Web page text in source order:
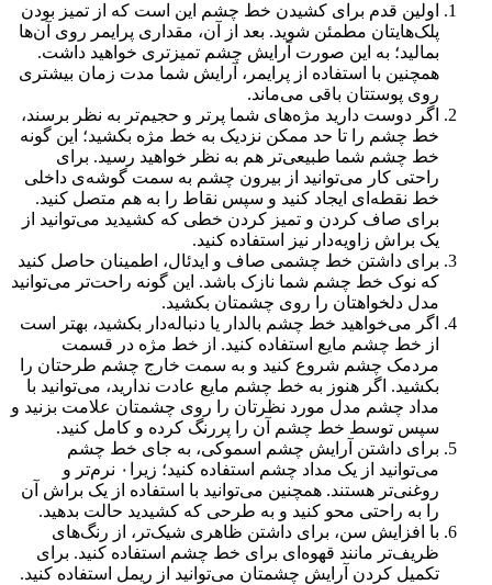
اولین قدم برای کشیدن خط چشم این است که از تمیز بودن
پلک‌هایتان مطمئن شوید. بعد از آن، مقداری پرایمر روی آن‌ها
بمالید؛ به این صورت آرایش چشم تمیزتری خواهید داشت.
همچنین با استفاده از پرایمر، آرایش شما مدت زمان بیشتری
روی پوستتان باقی می‌ماند.
اگر دوست دارید مژه‌های شما پرتر و حجیم‌تر به نظر برسند،
خط چشم را تا حد ممکن نزدیک به خط مژه بکشید؛ این گونه
خط چشم شما طبیعی‌تر هم به نظر خواهید رسید. برای
راحتی کار می‌توانید از بیرون چشم به سمت گوشه‌ی داخلی
خط نقطه‌ای ایجاد کنید و سپس نقاط را به هم متصل کنید.
برای صاف کردن و تمیز کردن خطی که کشیدید می‌توانید از
یک براش زاویه‌دار نیز استفاده کنید.
برای داشتن خط چشمی صاف و ایدئال، اطمینان حاصل کنید
که نوک خط چشم شما نازک باشد. این گونه راحت‌تر می‌توانید
مدل دلخواهتان را روی چشمتان بکشید.
اگر می‌خواهید خط چشم بالدار یا دنباله‌دار بکشید، بهتر است
از خط چشم مایع استفاده کنید. از خط مژه در قسمت
مردمک چشم شروع کنید و به سمت خارج چشم طرحتان را
بکشید. اگر هنوز به خط چشم مایع عادت ندارید، می‌توانید با
مداد چشم مدل مورد نظرتان را روی چشمتان علامت بزنید و
سپس توسط خط چشم آن را پررنگ کرده و کامل کنید.
برای داشتن آرایش چشم اسموکی، به جای خط چشم
می‌توانید از یک مداد چشم استفاده کنید؛ زیرا۰ نرم‌تر و
روغنی‌تر هستند. همچنین می‌توانید با استفاده از یک براش آن
را به راحتی محو کنید و به طرحی که کشیدید حالت بدهید.
با افزایش سن، برای داشتن ظاهری شیک‌تر، از رنگ‌های
ظریف‌تر مانند قهوه‌ای برای خط چشم استفاده کنید. برای
تکمیل کردن آرایش چشمتان می‌توانید از ریمل استفاده کنید.